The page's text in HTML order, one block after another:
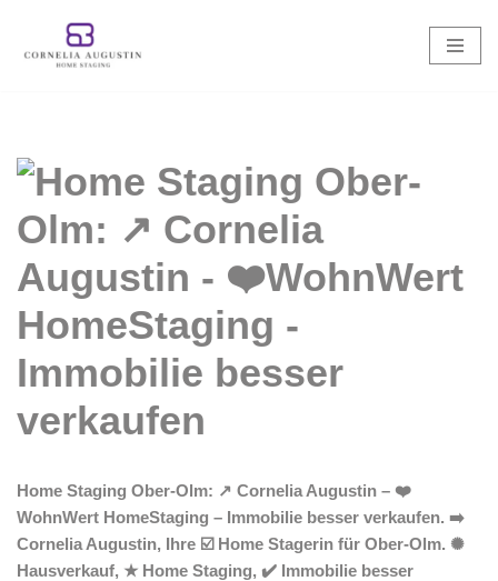
Zum
Home Staging Ober-Olm: ↗️ Cornelia Augustin – ❤️
WohnWert HomeStaging – Immobilie besser verkaufen. ➡️
Cornelia Augustin, Ihre ☑️ Home Stagerin für Ober-Olm. ✺
Hausverkauf, ★ Home Staging, ✔️ Immobilie besser